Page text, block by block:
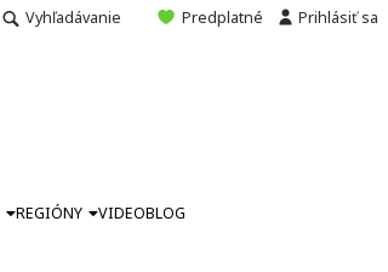
Vyhľadávanie Predplatné Prihlásiť sa
REGIÓNY VIDEOBLOG